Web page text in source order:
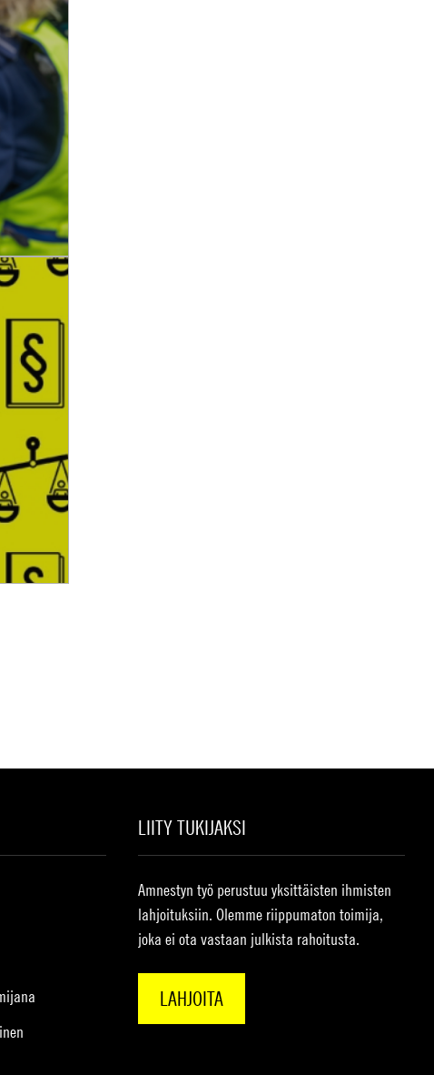
LIITY TUKIJAKSI
Amnestyn työ perustuu yksittäisten ihmisten
lahjoituksiin. Olemme riippumaton toimija,
joka ei ota vastaan julkista rahoitusta.
LAHJOITA